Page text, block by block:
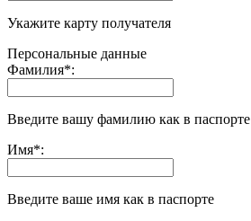
Укажите карту получателя
Персональные данные
Фамилия*:
Введите вашу фамилию как в паспорте
Имя*:
Введите ваше имя как в паспорте